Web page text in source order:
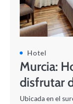
Hotel
Murcia:
disfrutar
Ubicada en el